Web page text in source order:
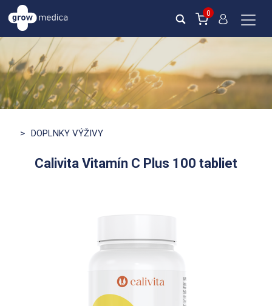
0
> DOPLNKY VÝŽIVY
Calivita Vitamín C Plus 100 tabliet